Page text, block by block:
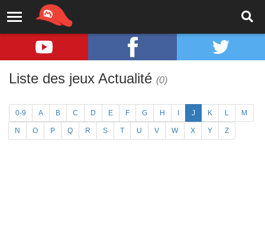
Liste des jeux Actualité (0)
0-9 A B C D E F G H J K L M
N O P Q R S T U V W X Y Z